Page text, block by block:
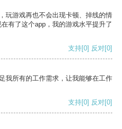
玩游戏再也不会出现卡顿、掉线的情
有了这个app，我的游戏水平提升了
支持[0] 反对[0]
我所有的工作需求，让我能够在工作
支持[0] 反对[0]